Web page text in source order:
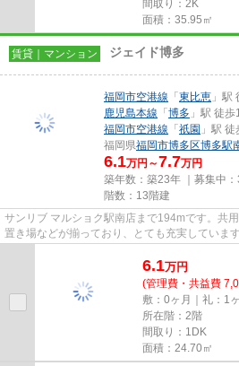
間取り：2K
面積：35.95㎡
賃貸｜マンション ジェイド博多
福岡市空港線 「東比恵 」駅
鹿児島本線 「博多 」駅 徒
福岡市空港線 「祇園 」駅
福岡県福岡市博多区博多駅
6.1万円～7.7万円
築年数：築23年 ｜募集中：
階数：13階建
サンリブ マルショク駅南店まで194mです。共
置き場などが揃っており、とても充実していま
ので行動範囲も広がります。物...
6.1万円
(管理費・共益費
敷：0ヶ月｜礼：1
所在階：2階
間取り：1DK
面積：24.70㎡